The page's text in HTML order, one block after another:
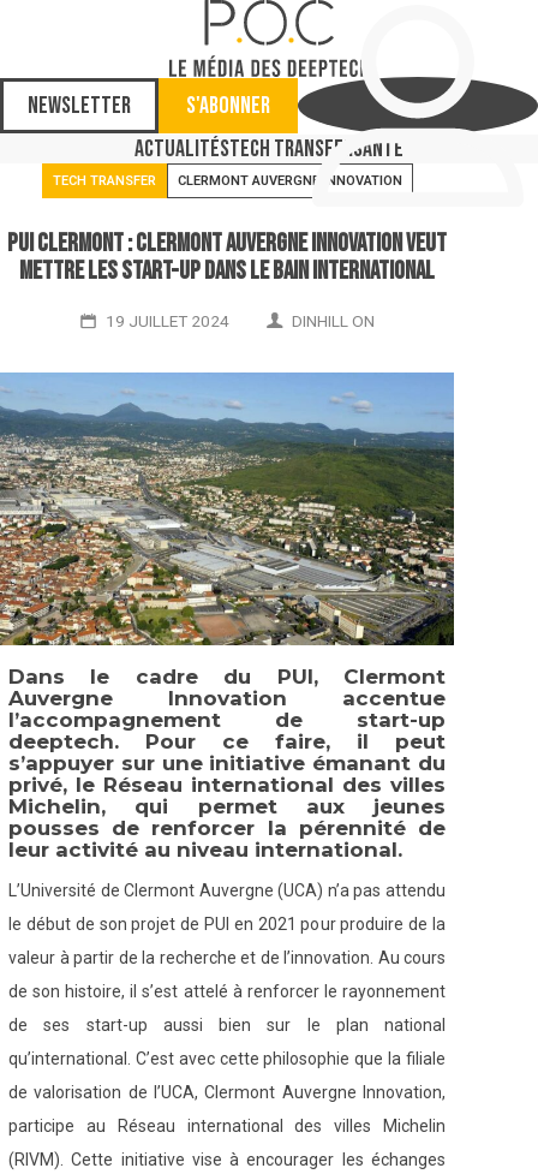
Newsletter
S'abonner
ActualitésTech TransferSanté
TECH TRANSFER CLERMONT AUVERGNE INNOVATION
PUI Clermont : Clermont Auvergne Innovation veut
mettre les start-up dans le bain international
19 JUILLET 2024 DINHILL ON
Dans le cadre du PUI, Clermont
Auvergne Innovation accentue
l’accompagnement de start-up
deeptech. Pour ce faire, il peut
s’appuyer sur une initiative émanant du
privé, le Réseau international des villes
Michelin, qui permet aux jeunes
pousses de renforcer la pérennité de
leur activité au niveau international.
L’Université de Clermont Auvergne (UCA) n’a pas attendu
le début de son projet de PUI en 2021 pour produire de la
valeur à partir de la recherche et de l’innovation. Au cours
de son histoire, il s’est attelé à renforcer le rayonnement
de ses start-up aussi bien sur le plan national
qu’international. C’est avec cette philosophie que la filiale
de valorisation de l’UCA, Clermont Auvergne Innovation,
participe au Réseau international des villes Michelin
(RIVM). Cette initiative vise à encourager les échanges